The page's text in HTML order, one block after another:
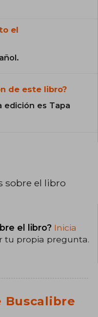
el
de este libro?
edición es Tapa
sobre el libro
el libro? Inicia
tu propia pregunta.
Buscalibre